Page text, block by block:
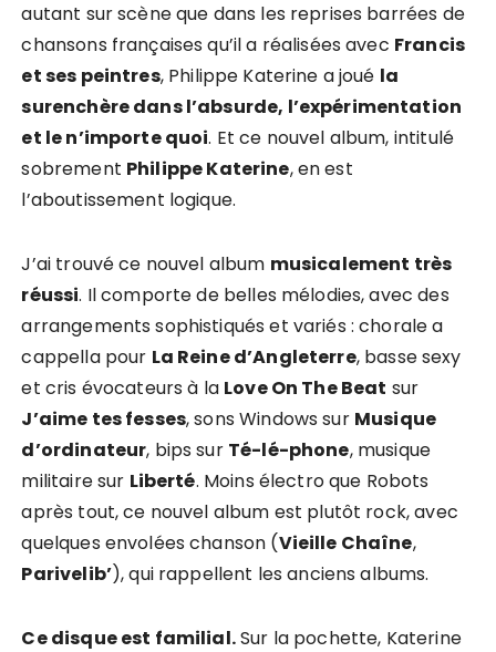
autant sur scène que dans les reprises barrées de
chansons françaises qu’il a réalisées avec Francis
et ses peintres, Philippe Katerine a joué la
surenchère dans l’absurde, l’expérimentation
et le n’importe quoi. Et ce nouvel album, intitulé
sobrement Philippe Katerine, en est
l’aboutissement logique.
J’ai trouvé ce nouvel album musicalement très
réussi. Il comporte de belles mélodies, avec des
arrangements sophistiqués et variés : chorale a
cappella pour La Reine d’Angleterre, basse sexy
et cris évocateurs à la Love On The Beat sur
J’aime tes fesses, sons Windows sur Musique
d’ordinateur, bips sur Té-lé-phone, musique
militaire sur Liberté. Moins électro que Robots
après tout, ce nouvel album est plutôt rock, avec
quelques envolées chanson (Vieille Chaîne,
Parivelib’), qui rappellent les anciens albums.
Ce disque est familial.Sur la pochette, Katerine